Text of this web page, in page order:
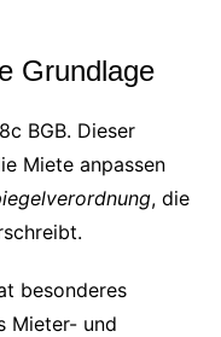
Grundlage
BGB. Dieser
Miete anpassen
, die
besonderes
Mieter- und